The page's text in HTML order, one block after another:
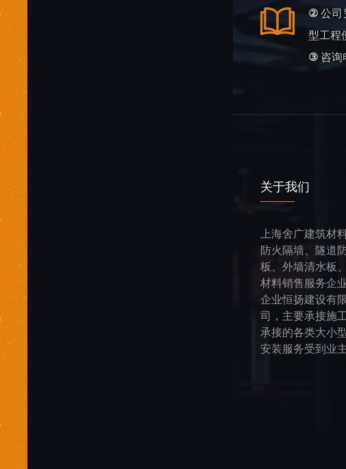
②公司
型工程
③ 咨询
关于我们
上海舍广建筑材
防火隔墙、隧道
板、外墙清水板
材料销售服务企
企业恒扬建设有
司，主要承接施
承接的各类大小
安装服务受到业